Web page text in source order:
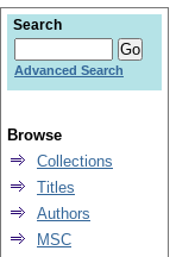
Search
Advanced Search
Browse
Collections
Titles
Authors
MSC